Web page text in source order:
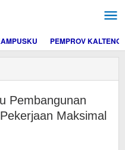
PEMPROV KALTENG
Pembangunan
Maksimal